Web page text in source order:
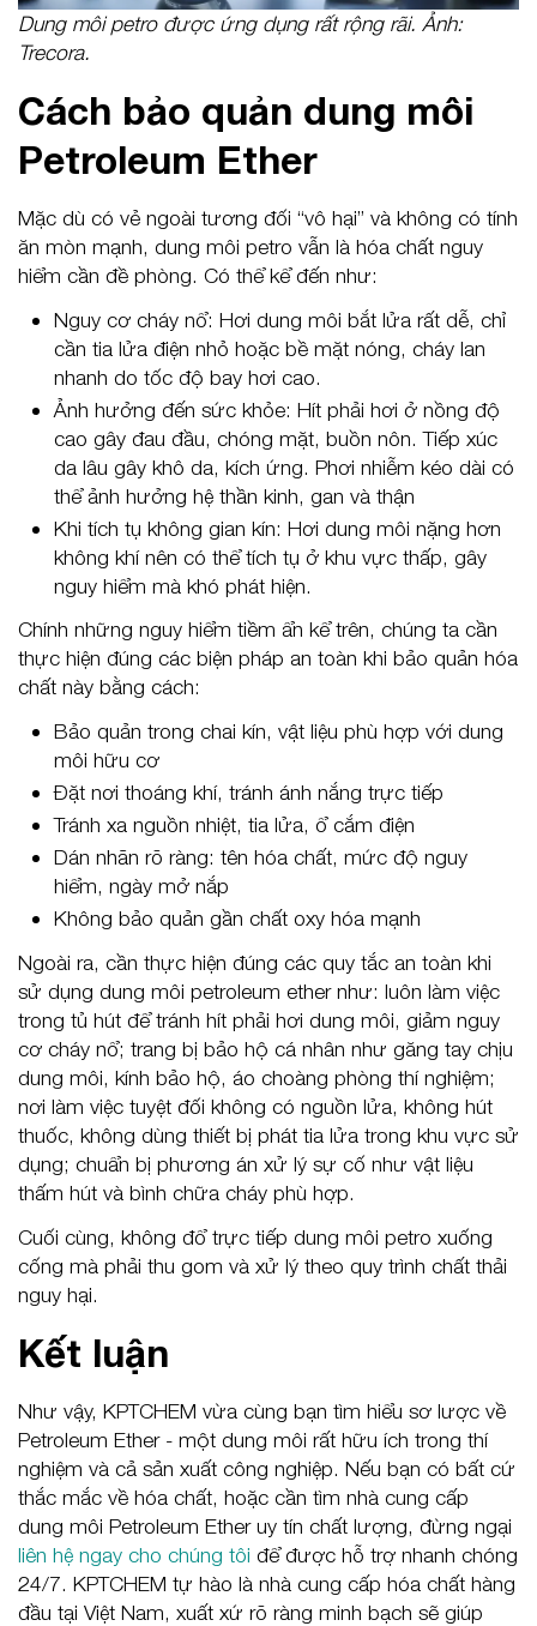
Dung môi petro được ứng dụng rất rộng rãi. Ảnh:
Trecora.
Cách bảo quản dung môi
Petroleum Ether
Mặc dù có vẻ ngoài tương đối “vô hại” và không có tính
ăn mòn mạnh, dung môi petro vẫn là hóa chất nguy
hiểm cần đề phòng. Có thể kể đến như:
Nguy cơ cháy nổ: Hơi dung môi bắt lửa rất dễ, chỉ
cần tia lửa điện nhỏ hoặc bề mặt nóng, cháy lan
nhanh do tốc độ bay hơi cao.
Ảnh hưởng đến sức khỏe: Hít phải hơi ở nồng độ
cao gây đau đầu, chóng mặt, buồn nôn. Tiếp xúc
da lâu gây khô da, kích ứng. Phơi nhiễm kéo dài có
thể ảnh hưởng hệ thần kinh, gan và thận
Khi tích tụ không gian kín: Hơi dung môi nặng hơn
không khí nên có thể tích tụ ở khu vực thấp, gây
nguy hiểm mà khó phát hiện.
Chính những nguy hiểm tiềm ẩn kể trên, chúng ta cần
thực hiện đúng các biện pháp an toàn khi bảo quản hóa
chất này bằng cách:
Bảo quản trong chai kín, vật liệu phù hợp với dung
môi hữu cơ
Đặt nơi thoáng khí, tránh ánh nắng trực tiếp
Tránh xa nguồn nhiệt, tia lửa, ổ cắm điện
Dán nhãn rõ ràng: tên hóa chất, mức độ nguy
hiểm, ngày mở nắp
Không bảo quản gần chất oxy hóa mạnh
Ngoài ra, cần thực hiện đúng các quy tắc an toàn khi
sử dụng dung môi petroleum ether như: luôn làm việc
trong tủ hút để tránh hít phải hơi dung môi, giảm nguy
cơ cháy nổ; trang bị bảo hộ cá nhân như găng tay chịu
dung môi, kính bảo hộ, áo choàng phòng thí nghiệm;
nơi làm việc tuyệt đối không có nguồn lửa, không hút
thuốc, không dùng thiết bị phát tia lửa trong khu vực sử
dụng; chuẩn bị phương án xử lý sự cố như vật liệu
thấm hút và bình chữa cháy phù hợp.
Cuối cùng, không đổ trực tiếp dung môi petro xuống
cống mà phải thu gom và xử lý theo quy trình chất thải
nguy hại.
Kết luận
Như vậy, KPTCHEM vừa cùng bạn tìm hiểu sơ lược về
Petroleum Ether - một dung môi rất hữu ích trong thí
nghiệm và cả sản xuất công nghiệp. Nếu bạn có bất cứ
thắc mắc về hóa chất, hoặc cần tìm nhà cung cấp
dung môi Petroleum Ether uy tín chất lượng, đừng ngại
liên hệ ngay cho chúng tôi để được hỗ trợ nhanh chóng
24/7. KPTCHEM tự hào là nhà cung cấp hóa chất hàng
đầu tại Việt Nam, xuất xứ rõ ràng minh bạch sẽ giúp